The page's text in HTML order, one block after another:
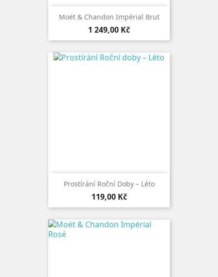
Moët & Chandon Impérial Brut
Cena
1 249,00 Kč
Prostírání Roční Doby – Léto
Cena
119,00 Kč